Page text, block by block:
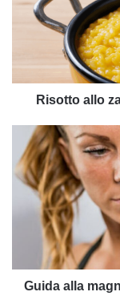
burro
Risotto allo
Guida
alla
magnetoterapia
per
curare
infiammazioni
vari
Guida alla